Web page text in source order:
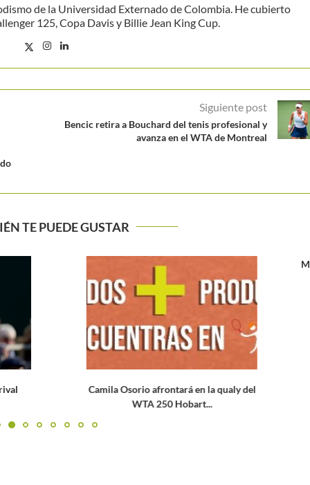
de la Universidad Externado de Colombia. He cubierto
125, Copa Davis y Billie Jean King Cup.
Siguiente post
Bencic retira a Bouchard del tenis profesional y
avanza en el WTA de Montreal
TE PUEDE GUSTAR
afrontará en la qualy del
María Camila Osorio y Nicolás Mejía
conocen a sus rivales...